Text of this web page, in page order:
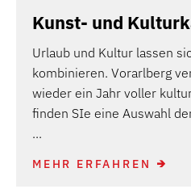
Kunst- und
Urlaub und Kultur lassen
kombinieren. Vorarlberg
wieder ein Jahr voller
finden SIe eine Auswahl
...
MEHR ERFAHREN